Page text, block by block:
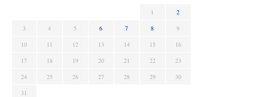
1
2
3
4 5 6 7 8
9
10
11 12 13 14 15
16
17
18 19 20 21 22
23
24
25 26 27 28 29
30
31